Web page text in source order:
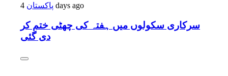
پاکستان 4 days ago
سرکاری سکولوں میں ہفتہ کی چھٹی ختم کر
دی گئی